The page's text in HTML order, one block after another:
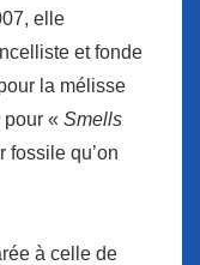
elle
et fonde
la mélisse
« Smells
fossile qu’on
à celle de